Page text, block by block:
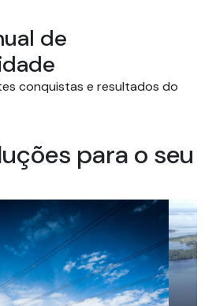
de
conquistas e resultados do
para o seu